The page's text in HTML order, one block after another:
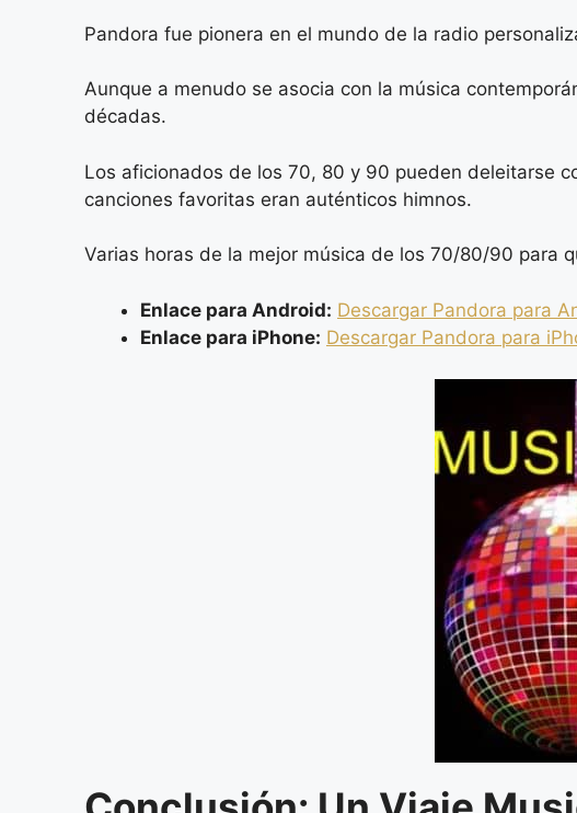
Pandora fue pionera en el mundo de la radio
Aunque a menudo se asocia con la música
décadas.
Los aficionados de los 70, 80 y 90 pueden deleitarse
canciones favoritas eran auténticos himnos.
Varias horas de la mejor música de los 70/80/90 para
Enlace para Android: Descargar Pandora para
Enlace para iPhone: Descargar Pandora para